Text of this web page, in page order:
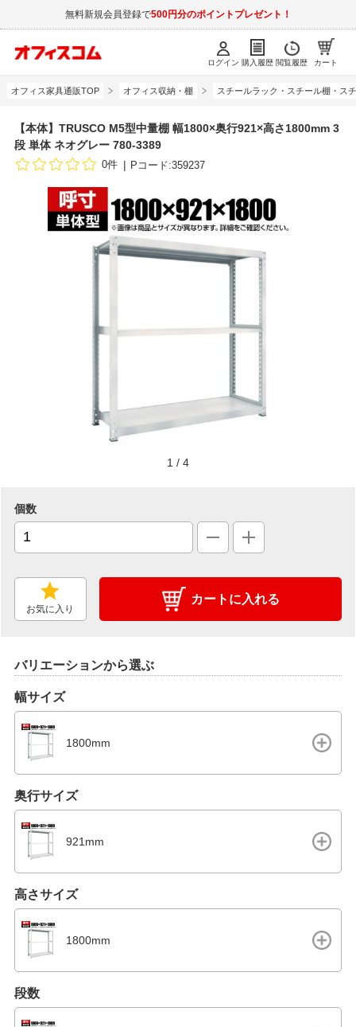
無料新規会員登録で500円分のポイントプレゼント！
ログイン 購入履歴 閲覧履歴 カート
オフィス家具通販TOP オフィス収納・棚 スチールラック・スチール棚・ス
【本体】TRUSCO M5型中量棚 幅1800×奥行921×高さ1800mm 3
段 単体 ネオグレー 780-3389
0件 Pコード:359237
1 / 4
個数
お気に入り
カートに入れる
バリエーションから選ぶ
幅サイズ
1800mm
奥行サイズ
921mm
高さサイズ
1800mm
段数